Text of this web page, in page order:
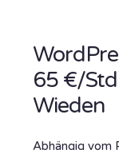
65 €/
Wieden
Abhängig vom